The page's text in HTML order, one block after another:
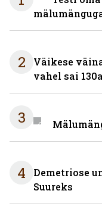
2
Väikese
vahel sai
3
4
Demetriose
Suureks